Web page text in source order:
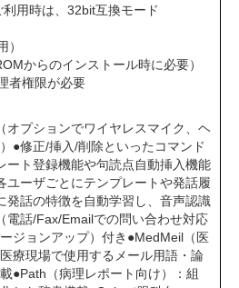
用時は、32bit互換モード
からのインストール時に必要）
者権限が必要
オプションでワイヤレスマイク、ヘ
●修正/挿入/削除といったコマンド
ート登録機能や句読点自動挿入機能
ユーザごとにテンプレートや発話履
発話の特徴を自動学習し、音声認識
電話/Fax/Emailでの問い合わせ対応
ジョンアップ）付き●MedMeil（医
療現場で使用するメール用語・論
●Path（病理レポート向け）：組